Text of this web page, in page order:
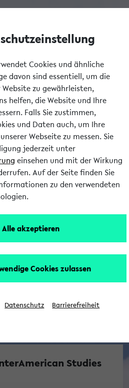
Studies
Cookies und ähnliche
davon sind essentiell, um die
zu gewährleisten,
helfen, die Website und Ihre
Falls Sie zustimmen,
und Daten auch, um Ihre
Webseite zu messen. Sie
jederzeit unter
einsehen und mit der Wirkung
Auf der Seite finden Sie
zu den verwendeten
Alle akzeptieren
Cookies zulassen
Datenschutz Barrierefreiheit